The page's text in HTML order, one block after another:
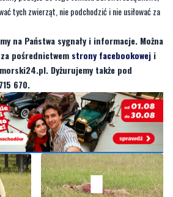
pośrednictwemstrony facebookoweji
670.